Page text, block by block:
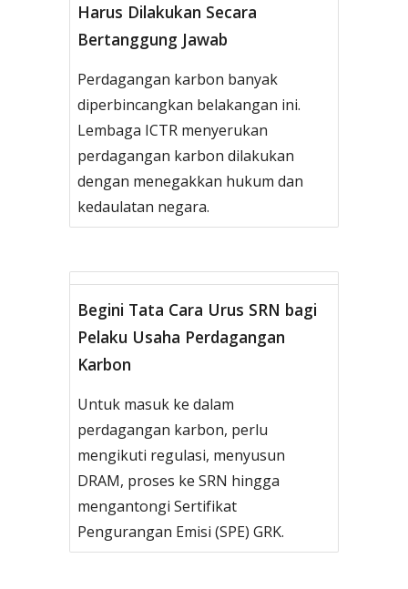
Harus Dilakukan Secara
Bertanggung Jawab
Perdagangan karbon banyak
diperbincangkan belakangan ini.
Lembaga ICTR menyerukan
perdagangan karbon dilakukan
dengan menegakkan hukum dan
kedaulatan negara.
Begini Tata Cara Urus SRN bagi
Pelaku Usaha Perdagangan
Karbon
Untuk masuk ke dalam
perdagangan karbon, perlu
mengikuti regulasi, menyusun
DRAM, proses ke SRN hingga
mengantongi Sertifikat
Pengurangan Emisi (SPE) GRK.